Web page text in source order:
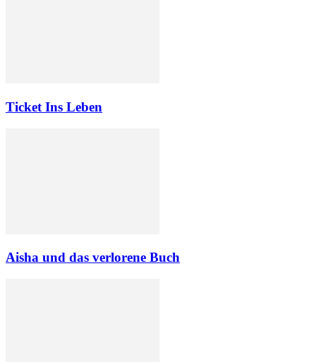
Ticket Ins Leben
Aisha und das verlorene Buch